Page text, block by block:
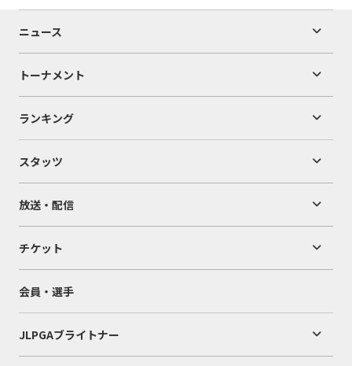
ニュース
トーナメント
ランキング
スタッツ
放送・配信
チケット
会員・選手
JLPGAブライトナー